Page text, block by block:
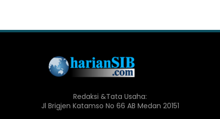
Redaksi &Tata Usaha:
Jl Brigjen Katamso No 66 AB Medan 20151